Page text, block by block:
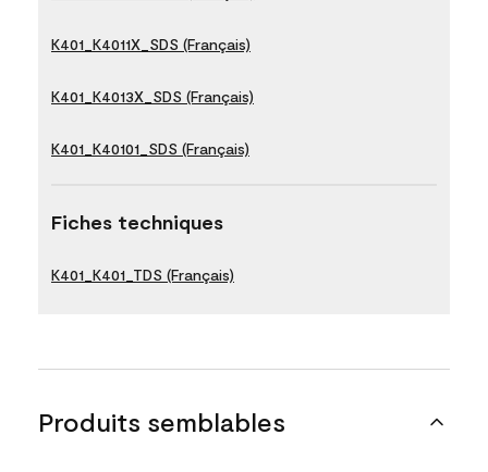
K401_K4011X_SDS (Français)
K401_K4013X_SDS (Français)
K401_K40101_SDS (Français)
Fiches techniques
K401_K401_TDS (Français)
Produits semblables